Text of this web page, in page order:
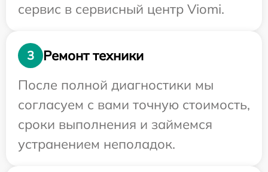
сервис в сервисный центр Viomi.
3
Ремонт техники
После полной диагностики мы
согласуем с вами точную стоимость,
сроки выполнения и займемся
устранением неполадок.